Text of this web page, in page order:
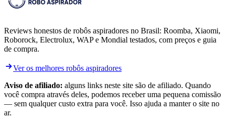
Reviews honestos de robôs aspiradores no Brasil: Roomba, Xiaomi,
Roborock, Electrolux, WAP e Mondial testados, com preços e guia
de compra.
Ver os melhores robôs aspiradores
Aviso de afiliado: alguns links neste site são de afiliado. Quando
você compra através deles, podemos receber uma pequena comissão
— sem qualquer custo extra para você. Isso ajuda a manter o site no
ar.